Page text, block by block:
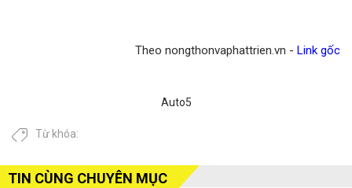
Theo nongthonvaphattrien.vn - Link gốc
Auto5
Từ khóa:
TIN CÙNG CHUYÊN MỤC